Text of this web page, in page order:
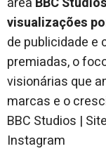
visualizações
de publicidade e
premiadas, o
visionárias que
marcas e o
BBC Studios |
Instagram